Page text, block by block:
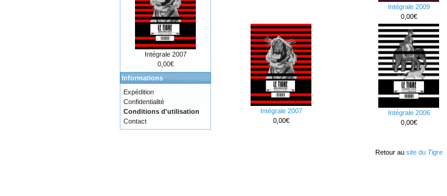
Intégrale 2009
0,00€
Intégrale 2007
0,00€
Intégrale 2006
0,00€
Intégrale 2007
0,00€
Informations
Expédition
Confidentialité
Conditions d'utilisation
Contact
Retour au site du Tigre